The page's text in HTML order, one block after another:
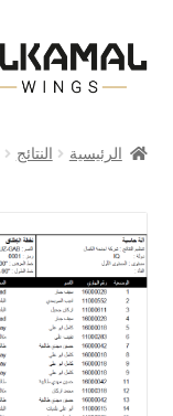
Skip
to
navigation
Skip
to
content
About
Video
Contact
الرئيسية النتائج